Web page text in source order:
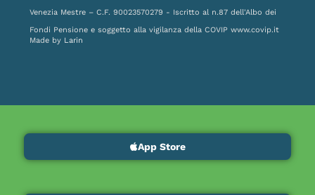
Venezia Mestre – C.F. 90023570279 - Iscritto al n.87 dell'Albo dei
Fondi Pensione e soggetto alla vigilanza della COVIP www.covip.it
Made by Larin
App Store